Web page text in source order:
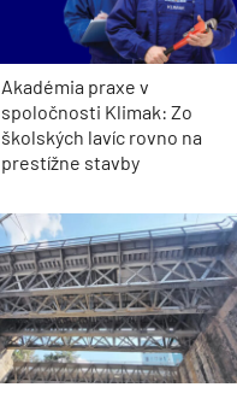
Akadémia praxe v
spoločnosti Klimak: Zo
školských lavíc rovno na
prestížne stavby